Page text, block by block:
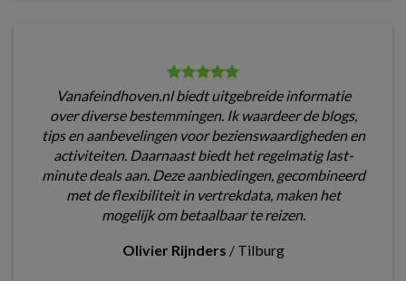
Vanafeindhoven.nl biedt uitgebreide informatie
over diverse bestemmingen. Ik waardeer de blogs,
tips en aanbevelingen voor bezienswaardigheden en
activiteiten. Daarnaast biedt het regelmatig last-
minute deals aan. Deze aanbiedingen, gecombineerd
met de flexibiliteit in vertrekdata, maken het
mogelijk om betaalbaar te reizen.
Olivier Rijnders / Tilburg